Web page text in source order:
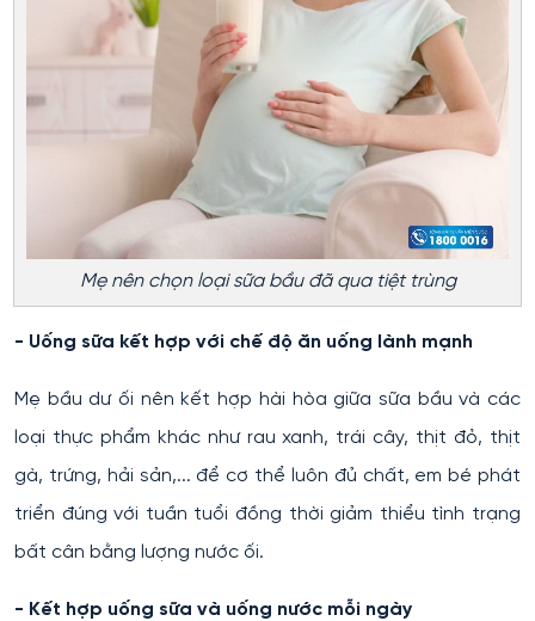
Mẹ nên chọn loại sữa bầu đã qua tiệt trùng
- Uống sữa kết hợp với chế độ ăn uống lành mạnh
Mẹ bầu dư ối nên kết hợp hài hòa giữa sữa bầu và các
loại thực phẩm khác như rau xanh, trái cây, thịt đỏ, thịt
gà, trứng, hải sản,... để cơ thể luôn đủ chất, em bé phát
triển đúng với tuần tuổi đồng thời giảm thiểu tình trạng
bất cân bằng lượng nước ối.
- Kết hợp uống sữa và uống nước mỗi ngày